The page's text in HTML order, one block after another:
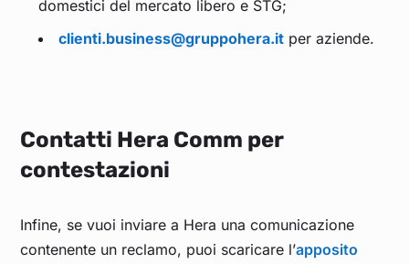
domestici del mercato libero e STG;
clienti.business@gruppohera.it per aziende.
Contatti Hera Comm per
contestazioni
Infine, se vuoi inviare a Hera una comunicazione
contenente un reclamo, puoi scaricare l’apposito